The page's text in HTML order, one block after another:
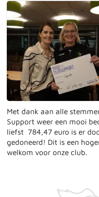
Met dank aan alle
Support weer een mooi
liefst 784,47 euro is er
gedoneerd! Dit is een
welkom voor onze club.